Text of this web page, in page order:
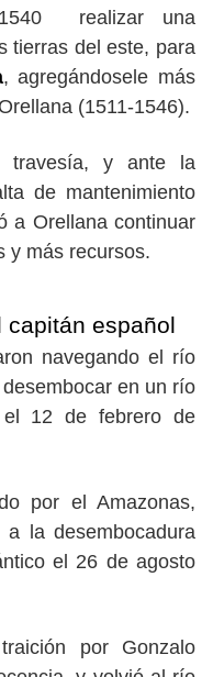
realizar una
tierras del este, para
, agregándosele más
(1511-1546).
travesía, y ante la
de mantenimiento
a Orellana continuar
y más recursos.
capitán español
navegando el río
en un río
el 12 de febrero de
por el Amazonas,
la desembocadura
el 26 de agosto
por Gonzalo